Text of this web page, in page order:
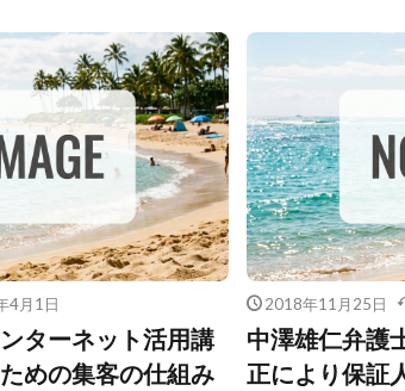
4月1日
ターネット活用講
めの集客の仕組み
2018年11月25日
中澤雄仁弁護
正により保証